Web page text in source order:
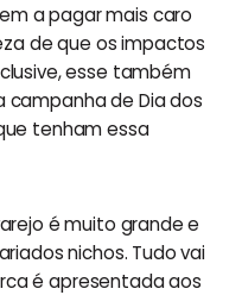
a pagar mais caro
de que os impactos
esse também
de Dia dos
tenham essa
é muito grande e
nichos. Tudo vai
é apresentada aos